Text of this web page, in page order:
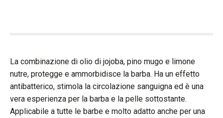
La combinazione di olio di jojoba, pino mugo e limone
nutre, protegge e ammorbidisce la barba. Ha un effetto
antibatterico, stimola la circolazione sanguigna ed è una
vera esperienza per la barba e la pelle sottostante.
Applicabile a tutte le barbe e molto adatto anche per una